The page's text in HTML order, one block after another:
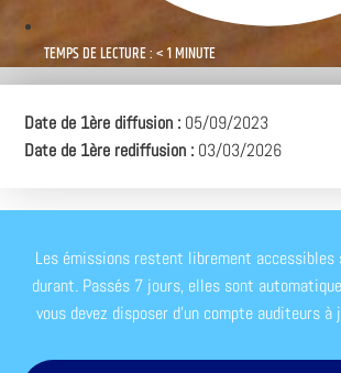
TEMPS DE LECTURE : < 1 MINUTE
Date de 1ère diffusion : 05/09/2023
Date de 1ère rediffusion : 03/03/2026
Les émissions restent librement
durant. Passés 7 jours, elles sont
vous devez disposer d'un compte auditeurs